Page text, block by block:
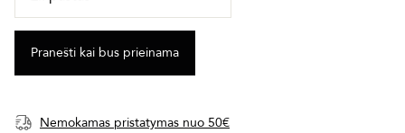
Nemokamas pristatymas nuo 50€